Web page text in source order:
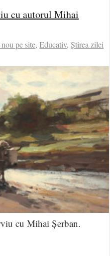
cu autorul Mihai
pe site,Educativ,Știrea zilei
cu Mihai Șerban.